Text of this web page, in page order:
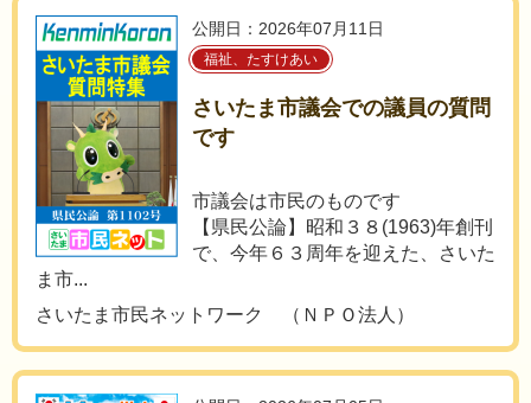
公開日：2026年07月11日
福祉、たすけあい
さいたま市議会での議員の質問
です
市議会は市民のものです
【県民公論】昭和３８(1963)年創刊
で、今年６３周年を迎えた、さいた
ま市...
さいたま市民ネットワーク （ＮＰＯ法人）